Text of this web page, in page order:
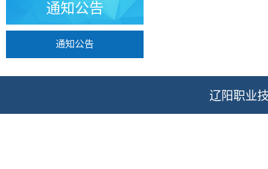
通知公告
通知公告
辽阳职业